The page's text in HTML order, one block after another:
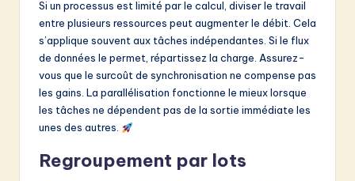
Si un processus est limité par le calcul, diviser le travail
entre plusieurs ressources peut augmenter le débit. Cela
s’applique souvent aux tâches indépendantes. Si le flux
de données le permet, répartissez la charge. Assurez-
vous que le surcoût de synchronisation ne compense pas
les gains. La parallélisation fonctionne le mieux lorsque
les tâches ne dépendent pas de la sortie immédiate les
unes des autres.
Regroupement par lots